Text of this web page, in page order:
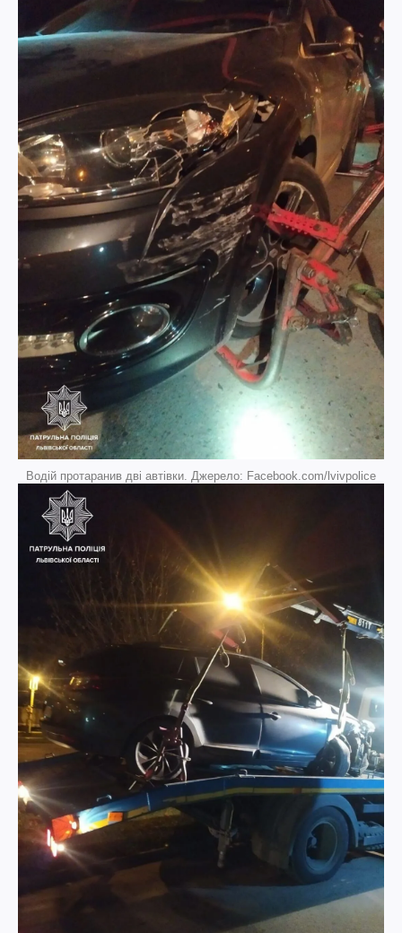
Водій протаранив дві автівки. Джерело: Facebook.com/lvivpolice